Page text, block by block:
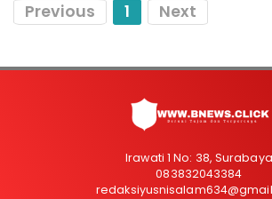
Previous 1 Next
Irawati 1 No: 38, Surabaya
083832043384